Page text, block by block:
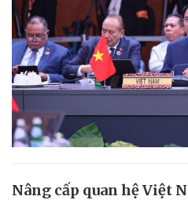
Nâng cấp quan hệ Việt